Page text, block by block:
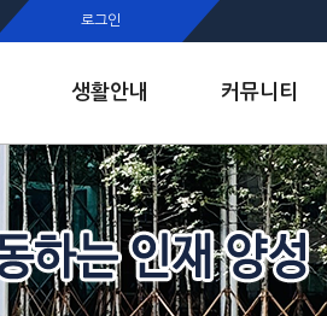
로그인
생활안내 커뮤니티